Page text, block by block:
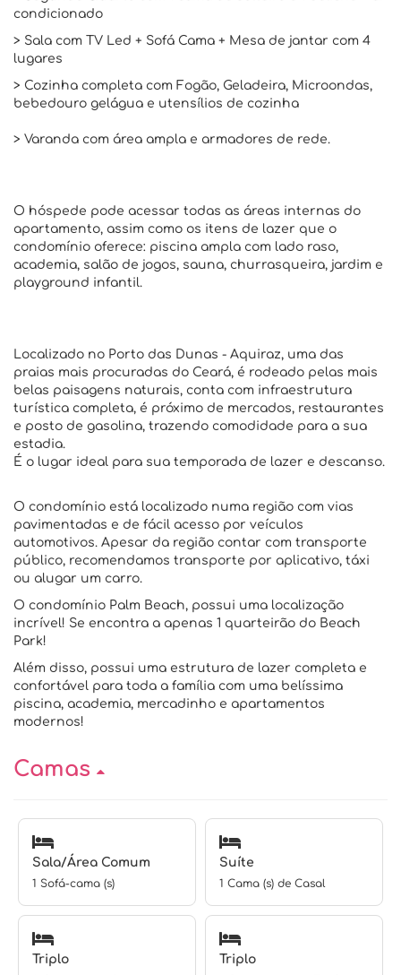
condicionado
> Sala com TV Led + Sofá Cama + Mesa de jantar com 4
lugares
> Cozinha completa com Fogão, Geladeira, Microondas,
bebedouro gelágua e utensílios de cozinha
> Varanda com área ampla e armadores de rede.
O hóspede pode acessar todas as áreas internas do
apartamento, assim como os itens de lazer que o
condomínio oferece: piscina ampla com lado raso,
academia, salão de jogos, sauna, churrasqueira, jardim e
playground infantil.
Localizado no Porto das Dunas - Aquiraz, uma das
praias mais procuradas do Ceará, é rodeado pelas mais
belas paisagens naturais, conta com infraestrutura
turística completa, é próximo de mercados, restaurantes
e posto de gasolina, trazendo comodidade para a sua
estadia.
É o lugar ideal para sua temporada de lazer e descanso.
O condomínio está localizado numa região com vias
pavimentadas e de fácil acesso por veículos
automotivos. Apesar da região contar com transporte
público, recomendamos transporte por aplicativo, táxi
ou alugar um carro.
O condomínio Palm Beach, possui uma localização
incrível! Se encontra a apenas 1 quarteirão do Beach
Park!
Além disso, possui uma estrutura de lazer completa e
confortável para toda a família com uma belíssima
piscina, academia, mercadinho e apartamentos
modernos!
Camas
Sala/Área Comum
1 Sofá-cama (s)
Suíte
1 Cama (s) de Casal
Triplo Triplo